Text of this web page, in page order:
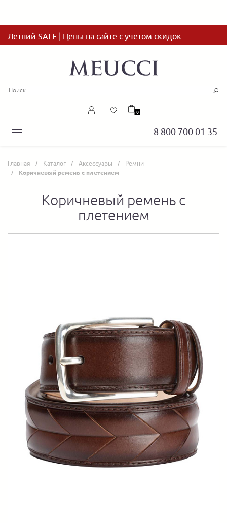
Летний SALE | Цены на сайте с учетом скидок
8 800 700 01 35
0
Главная Каталог Аксессуары Ремни
Коричневый ремень с плетением
Коричневый ремень с
плетением